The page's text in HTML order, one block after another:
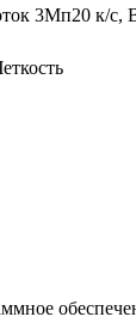
3Мп20 к/с,